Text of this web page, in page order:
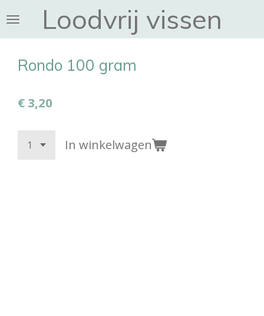
direct
naar
hoofdinhoud
Loodvrij vissen
Rondo 100 gram
€ 3,20
In winkelwagen